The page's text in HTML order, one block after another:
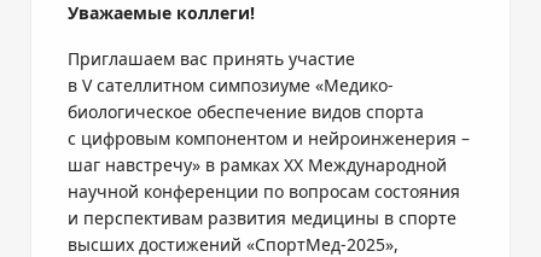
Уважаемые коллеги!
Приглашаем вас принять участие
в V сателлитном симпозиуме «Медико-
биологическое обеспечение видов спорта
с цифровым компонентом и нейроинженерия –
шаг навстречу» в рамках XX Международной
научной конференции по вопросам состояния
и перспективам развития медицины в спорте
высших достижений «СпортМед-2025»,